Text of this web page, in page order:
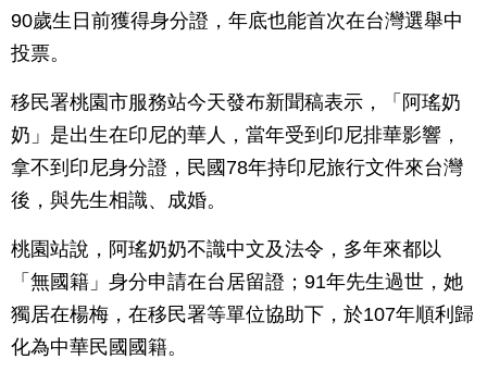
90歲生日前獲得身分證，年底也能首次在台灣選舉中
投票。
移民署桃園市服務站今天發布新聞稿表示，「阿瑤奶
奶」是出生在印尼的華人，當年受到印尼排華影響，
拿不到印尼身分證，民國78年持印尼旅行文件來台灣
後，與先生相識、成婚。
桃園站說，阿瑤奶奶不識中文及法令，多年來都以
「無國籍」身分申請在台居留證；91年先生過世，她
獨居在楊梅，在移民署等單位協助下，於107年順利歸
化為中華民國國籍。